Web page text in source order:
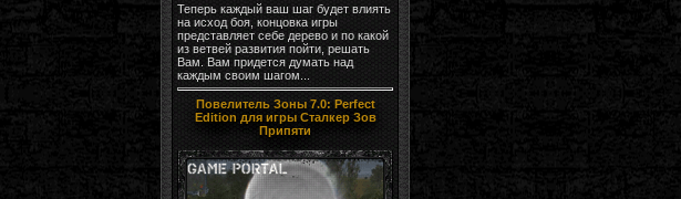
Теперь каждый ваш шаг будет влиять
на исход боя, концовка игры
представляет себе дерево и по какой
из ветвей развития пойти, решать
Вам. Вам придется думать над
каждым своим шагом...
Повелитель Зоны 7.0: Perfect
Edition для игры Сталкер Зов
Припяти